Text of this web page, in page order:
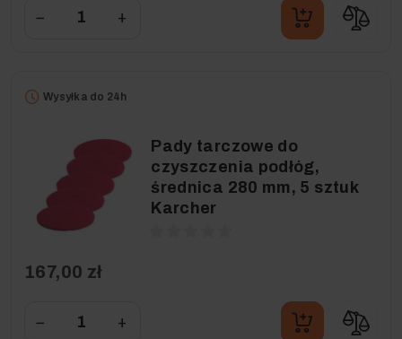
− +
Wysyłka do 24h
Pady tarczowe do
czyszczenia podłóg,
średnica 280 mm, 5 sztuk
Karcher
167,00 zł
− +